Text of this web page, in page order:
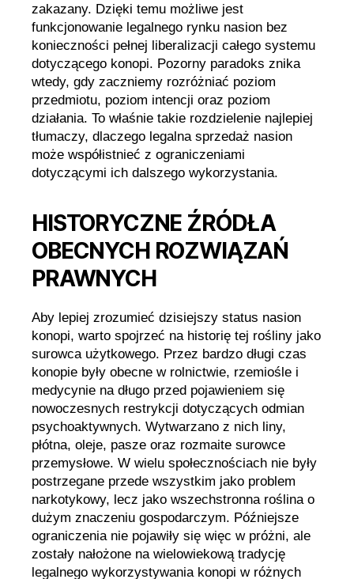
zakazany. Dzięki temu możliwe jest
funkcjonowanie legalnego rynku nasion bez
konieczności pełnej liberalizacji całego systemu
dotyczącego konopi. Pozorny paradoks znika
wtedy, gdy zaczniemy rozróżniać poziom
przedmiotu, poziom intencji oraz poziom
działania. To właśnie takie rozdzielenie najlepiej
tłumaczy, dlaczego legalna sprzedaż nasion
może współistnieć z ograniczeniami
dotyczącymi ich dalszego wykorzystania.
HISTORYCZNE ŹRÓDŁA
OBECNYCH ROZWIĄZAŃ
PRAWNYCH
Aby lepiej zrozumieć dzisiejszy status nasion
konopi, warto spojrzeć na historię tej rośliny jako
surowca użytkowego. Przez bardzo długi czas
konopie były obecne w rolnictwie, rzemiośle i
medycynie na długo przed pojawieniem się
nowoczesnych restrykcji dotyczących odmian
psychoaktywnych. Wytwarzano z nich liny,
płótna, oleje, pasze oraz rozmaite surowce
przemysłowe. W wielu społecznościach nie były
postrzegane przede wszystkim jako problem
narkotykowy, lecz jako wszechstronna roślina o
dużym znaczeniu gospodarczym. Późniejsze
ograniczenia nie pojawiły się więc w próżni, ale
zostały nałożone na wielowiekową tradycję
legalnego wykorzystywania konopi w różnych